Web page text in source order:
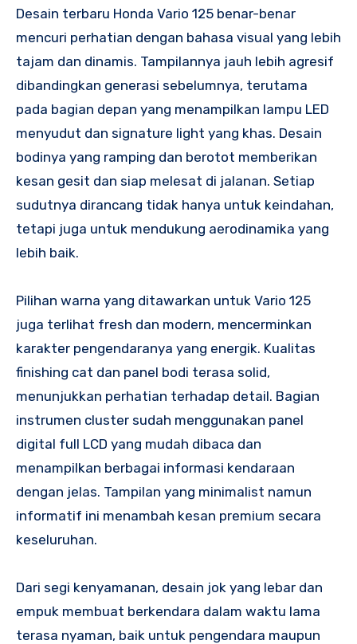
Desain terbaru Honda Vario 125 benar-benar
mencuri perhatian dengan bahasa visual yang lebih
tajam dan dinamis. Tampilannya jauh lebih agresif
dibandingkan generasi sebelumnya, terutama
pada bagian depan yang menampilkan lampu LED
menyudut dan signature light yang khas. Desain
bodinya yang ramping dan berotot memberikan
kesan gesit dan siap melesat di jalanan. Setiap
sudutnya dirancang tidak hanya untuk keindahan,
tetapi juga untuk mendukung aerodinamika yang
lebih baik.
Pilihan warna yang ditawarkan untuk Vario 125
juga terlihat fresh dan modern, mencerminkan
karakter pengendaranya yang energik. Kualitas
finishing cat dan panel bodi terasa solid,
menunjukkan perhatian terhadap detail. Bagian
instrumen cluster sudah menggunakan panel
digital full LCD yang mudah dibaca dan
menampilkan berbagai informasi kendaraan
dengan jelas. Tampilan yang minimalist namun
informatif ini menambah kesan premium secara
keseluruhan.
Dari segi kenyamanan, desain jok yang lebar dan
empuk membuat berkendara dalam waktu lama
terasa nyaman, baik untuk pengendara maupun